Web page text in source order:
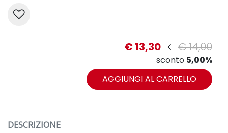
€ 13,30 € 14,00
sconto 5,00%
AGGIUNGI AL CARRELLO
DESCRIZIONE